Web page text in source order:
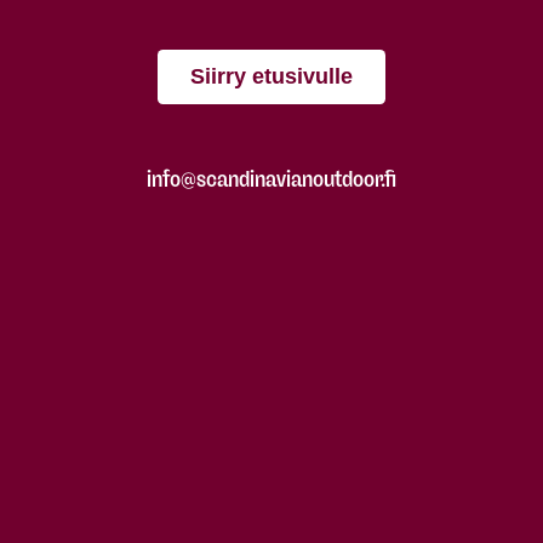
Siirry etusivulle
info@scandinavianoutdoor.fi